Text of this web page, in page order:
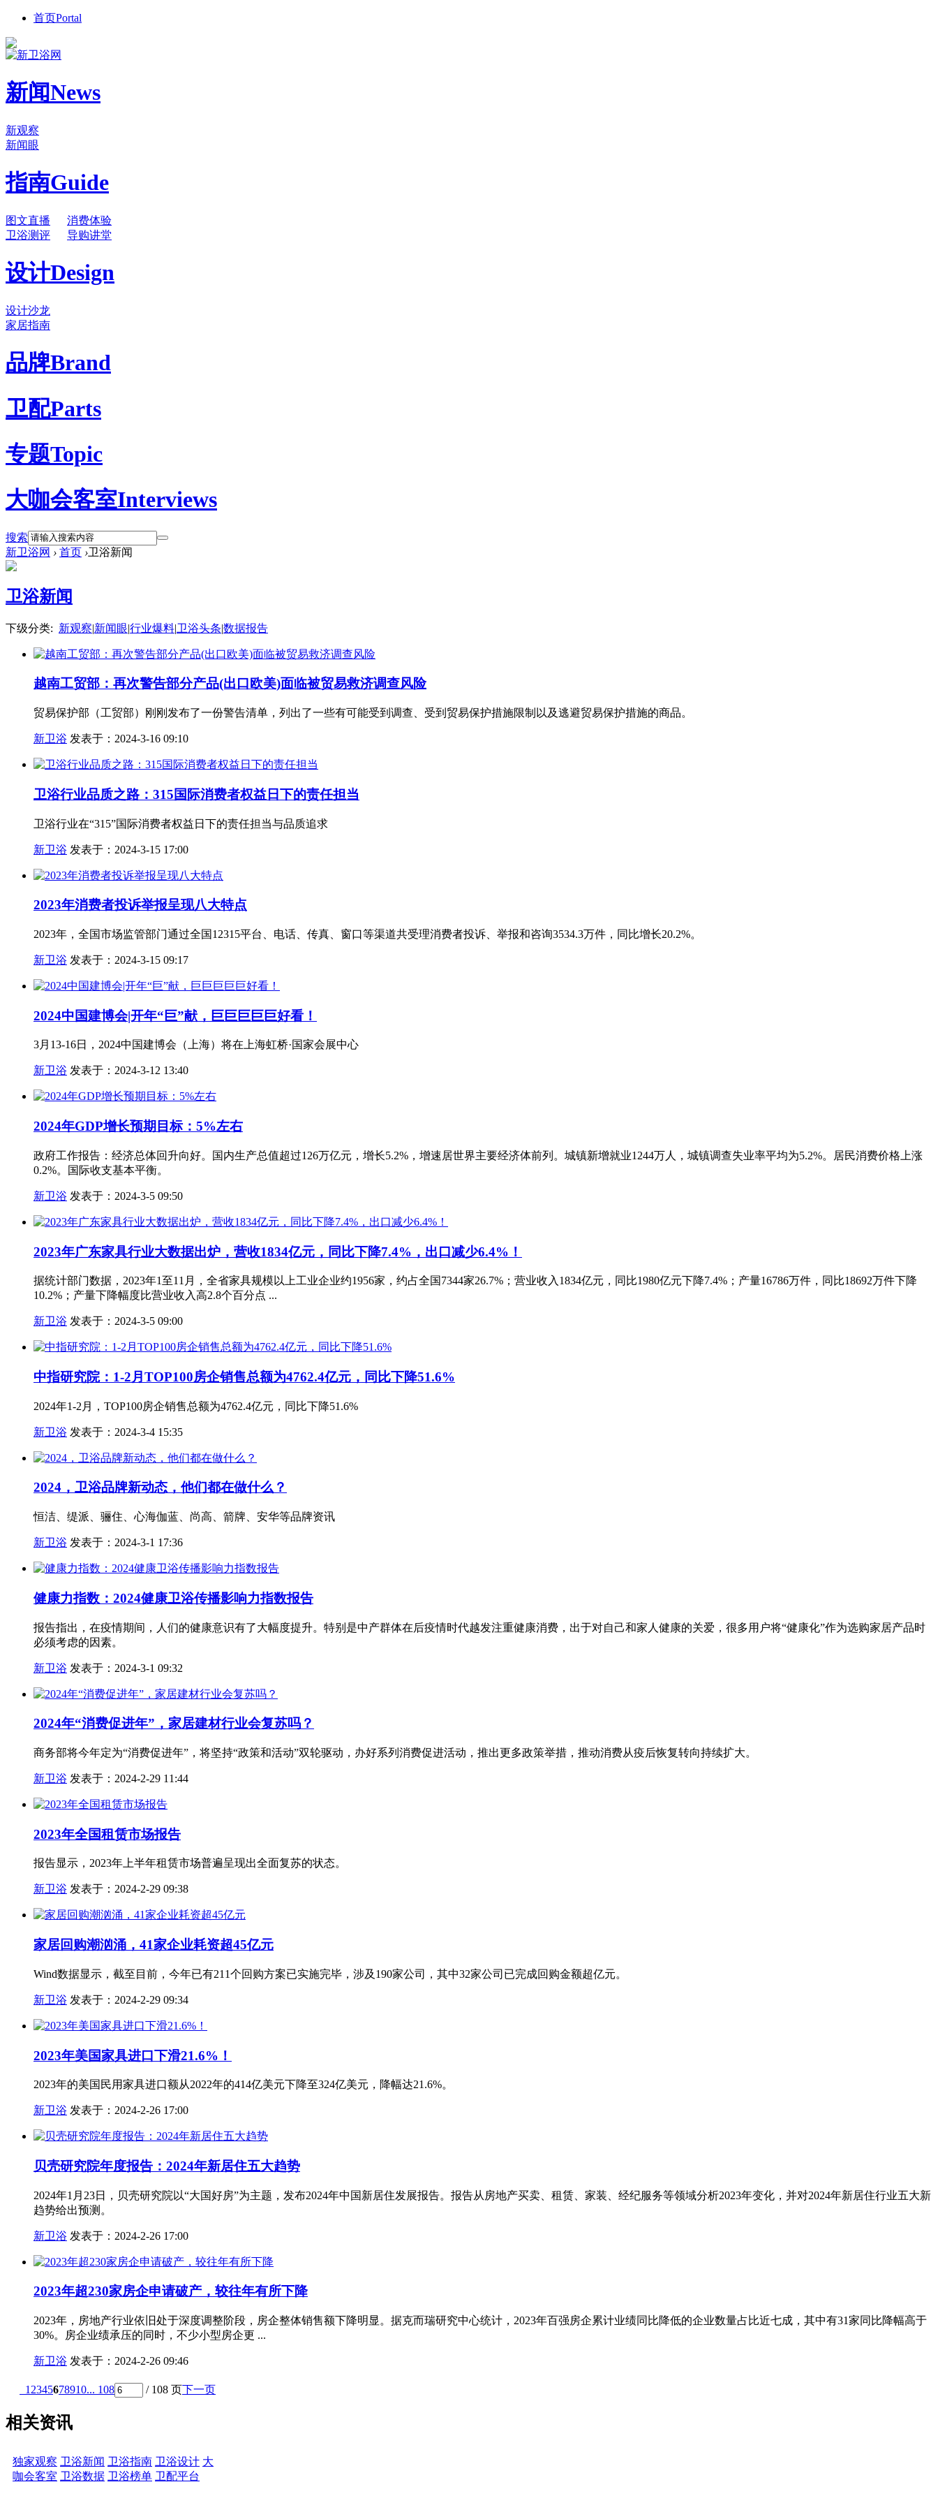
首页Portal
新闻News
新观察
新闻眼
指南Guide
图文直播
消费体验
卫浴测评
导购讲堂
设计Design
设计沙龙
家居指南
品牌Brand
卫配Parts
专题Topic
大咖会客室Interviews
搜索
新卫浴网 › 首页 ›卫浴新闻
卫浴新闻
下级分类: 新观察|新闻眼|行业爆料|卫浴头条|数据报告
越南工贸部：再次警告部分产品(出口欧美)面临被贸易救济调查风险
贸易保护部（工贸部）刚刚发布了一份警告清单，列出了一些有可能受到调查、受到贸易保护措施限制以及逃避贸易保护措施的商品。
新卫浴 发表于：2024-3-16 09:10
卫浴行业品质之路：315国际消费者权益日下的责任担当
卫浴行业在“315”国际消费者权益日下的责任担当与品质追求
新卫浴 发表于：2024-3-15 17:00
2023年消费者投诉举报呈现八大特点
2023年，全国市场监管部门通过全国12315平台、电话、传真、窗口等渠道共受理消费者投诉、举报和咨询3534.3万件，同比增长20.2%。
新卫浴 发表于：2024-3-15 09:17
2024中国建博会|开年“巨”献，巨巨巨巨巨好看！
3月13-16日，2024中国建博会（上海）将在上海虹桥·国家会展中心
新卫浴 发表于：2024-3-12 13:40
2024年GDP增长预期目标：5%左右
政府工作报告：经济总体回升向好。国内生产总值超过126万亿元，增长5.2%，增速居世界主要经济体前列。城镇新增就业1244万人，城镇调查失业率平均为5.2%。居民消费价格上涨
0.2%。国际收支基本平衡。
新卫浴 发表于：2024-3-5 09:50
2023年广东家具行业大数据出炉，营收1834亿元，同比下降7.4%，出口减少6.4%！
据统计部门数据，2023年1至11月，全省家具规模以上工业企业约1956家，约占全国7344家26.7%；营业收入1834亿元，同比1980亿元下降7.4%；产量16786万件，同比18692万件下降
10.2%；产量下降幅度比营业收入高2.8个百分点 ...
新卫浴 发表于：2024-3-5 09:00
中指研究院：1-2月TOP100房企销售总额为4762.4亿元，同比下降51.6%
2024年1-2月，TOP100房企销售总额为4762.4亿元，同比下降51.6%
新卫浴 发表于：2024-3-4 15:35
2024，卫浴品牌新动态，他们都在做什么？
恒洁、缇派、骊住、心海伽蓝、尚高、箭牌、安华等品牌资讯
新卫浴 发表于：2024-3-1 17:36
健康力指数：2024健康卫浴传播影响力指数报告
报告指出，在疫情期间，人们的健康意识有了大幅度提升。特别是中产群体在后疫情时代越发注重健康消费，出于对自己和家人健康的关爱，很多用户将“健康化”作为选购家居产品时
必须考虑的因素。
新卫浴 发表于：2024-3-1 09:32
2024年“消费促进年”，家居建材行业会复苏吗？
商务部将今年定为“消费促进年”，将坚持“政策和活动”双轮驱动，办好系列消费促进活动，推出更多政策举措，推动消费从疫后恢复转向持续扩大。
新卫浴 发表于：2024-2-29 11:44
2023年全国租赁市场报告
报告显示，2023年上半年租赁市场普遍呈现出全面复苏的状态。
新卫浴 发表于：2024-2-29 09:38
家居回购潮汹涌，41家企业耗资超45亿元
Wind数据显示，截至目前，今年已有211个回购方案已实施完毕，涉及190家公司，其中32家公司已完成回购金额超亿元。
新卫浴 发表于：2024-2-29 09:34
2023年美国家具进口下滑21.6%！
2023年的美国民用家具进口额从2022年的414亿美元下降至324亿美元，降幅达21.6%。
新卫浴 发表于：2024-2-26 17:00
贝壳研究院年度报告：2024年新居住五大趋势
2024年1月23日，贝壳研究院以“大国好房”为主题，发布2024年中国新居住发展报告。报告从房地产买卖、租赁、家装、经纪服务等领域分析2023年变化，并对2024年新居住行业五大新
趋势给出预测。
新卫浴 发表于：2024-2-26 17:00
2023年超230家房企申请破产，较往年有所下降
2023年，房地产行业依旧处于深度调整阶段，房企整体销售额下降明显。据克而瑞研究中心统计，2023年百强房企累计业绩同比降低的企业数量占比近七成，其中有31家同比降幅高于
30%。房企业绩承压的同时，不少小型房企更 ...
新卫浴 发表于：2024-2-26 09:46
1 2345678910... 108 / 108 页下一页
相关资讯
独家观察 卫浴新闻 卫浴指南 卫浴设计 大
咖会客室 卫浴数据 卫浴榜单 卫配平台